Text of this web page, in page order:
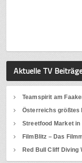
Aktuelle TV
Teamspirit am
Österreichs größtes
Streetfood Market in
FilmBlitz – Das
Red Bull Cliff Diving